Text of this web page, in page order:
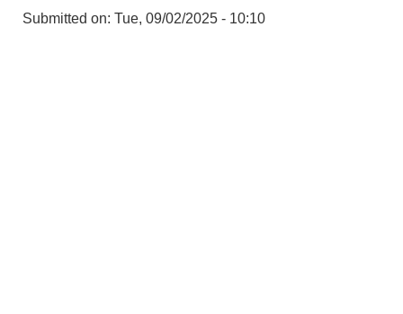
Submitted on: Tue, 09/02/2025 - 10:10